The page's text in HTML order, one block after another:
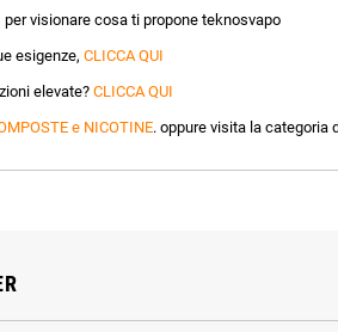
per visionare cosa ti propone teknosvapo
esigenze, CLICCA QUI
elevate? CLICCA QUI
e NICOTINE. oppure visita la categoria